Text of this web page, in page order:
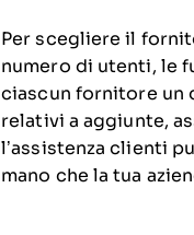
Per scegliere il
numero di utenti, le
ciascun fornitore un
relativi a aggiunte,
l’assistenza clienti
mano che la tua